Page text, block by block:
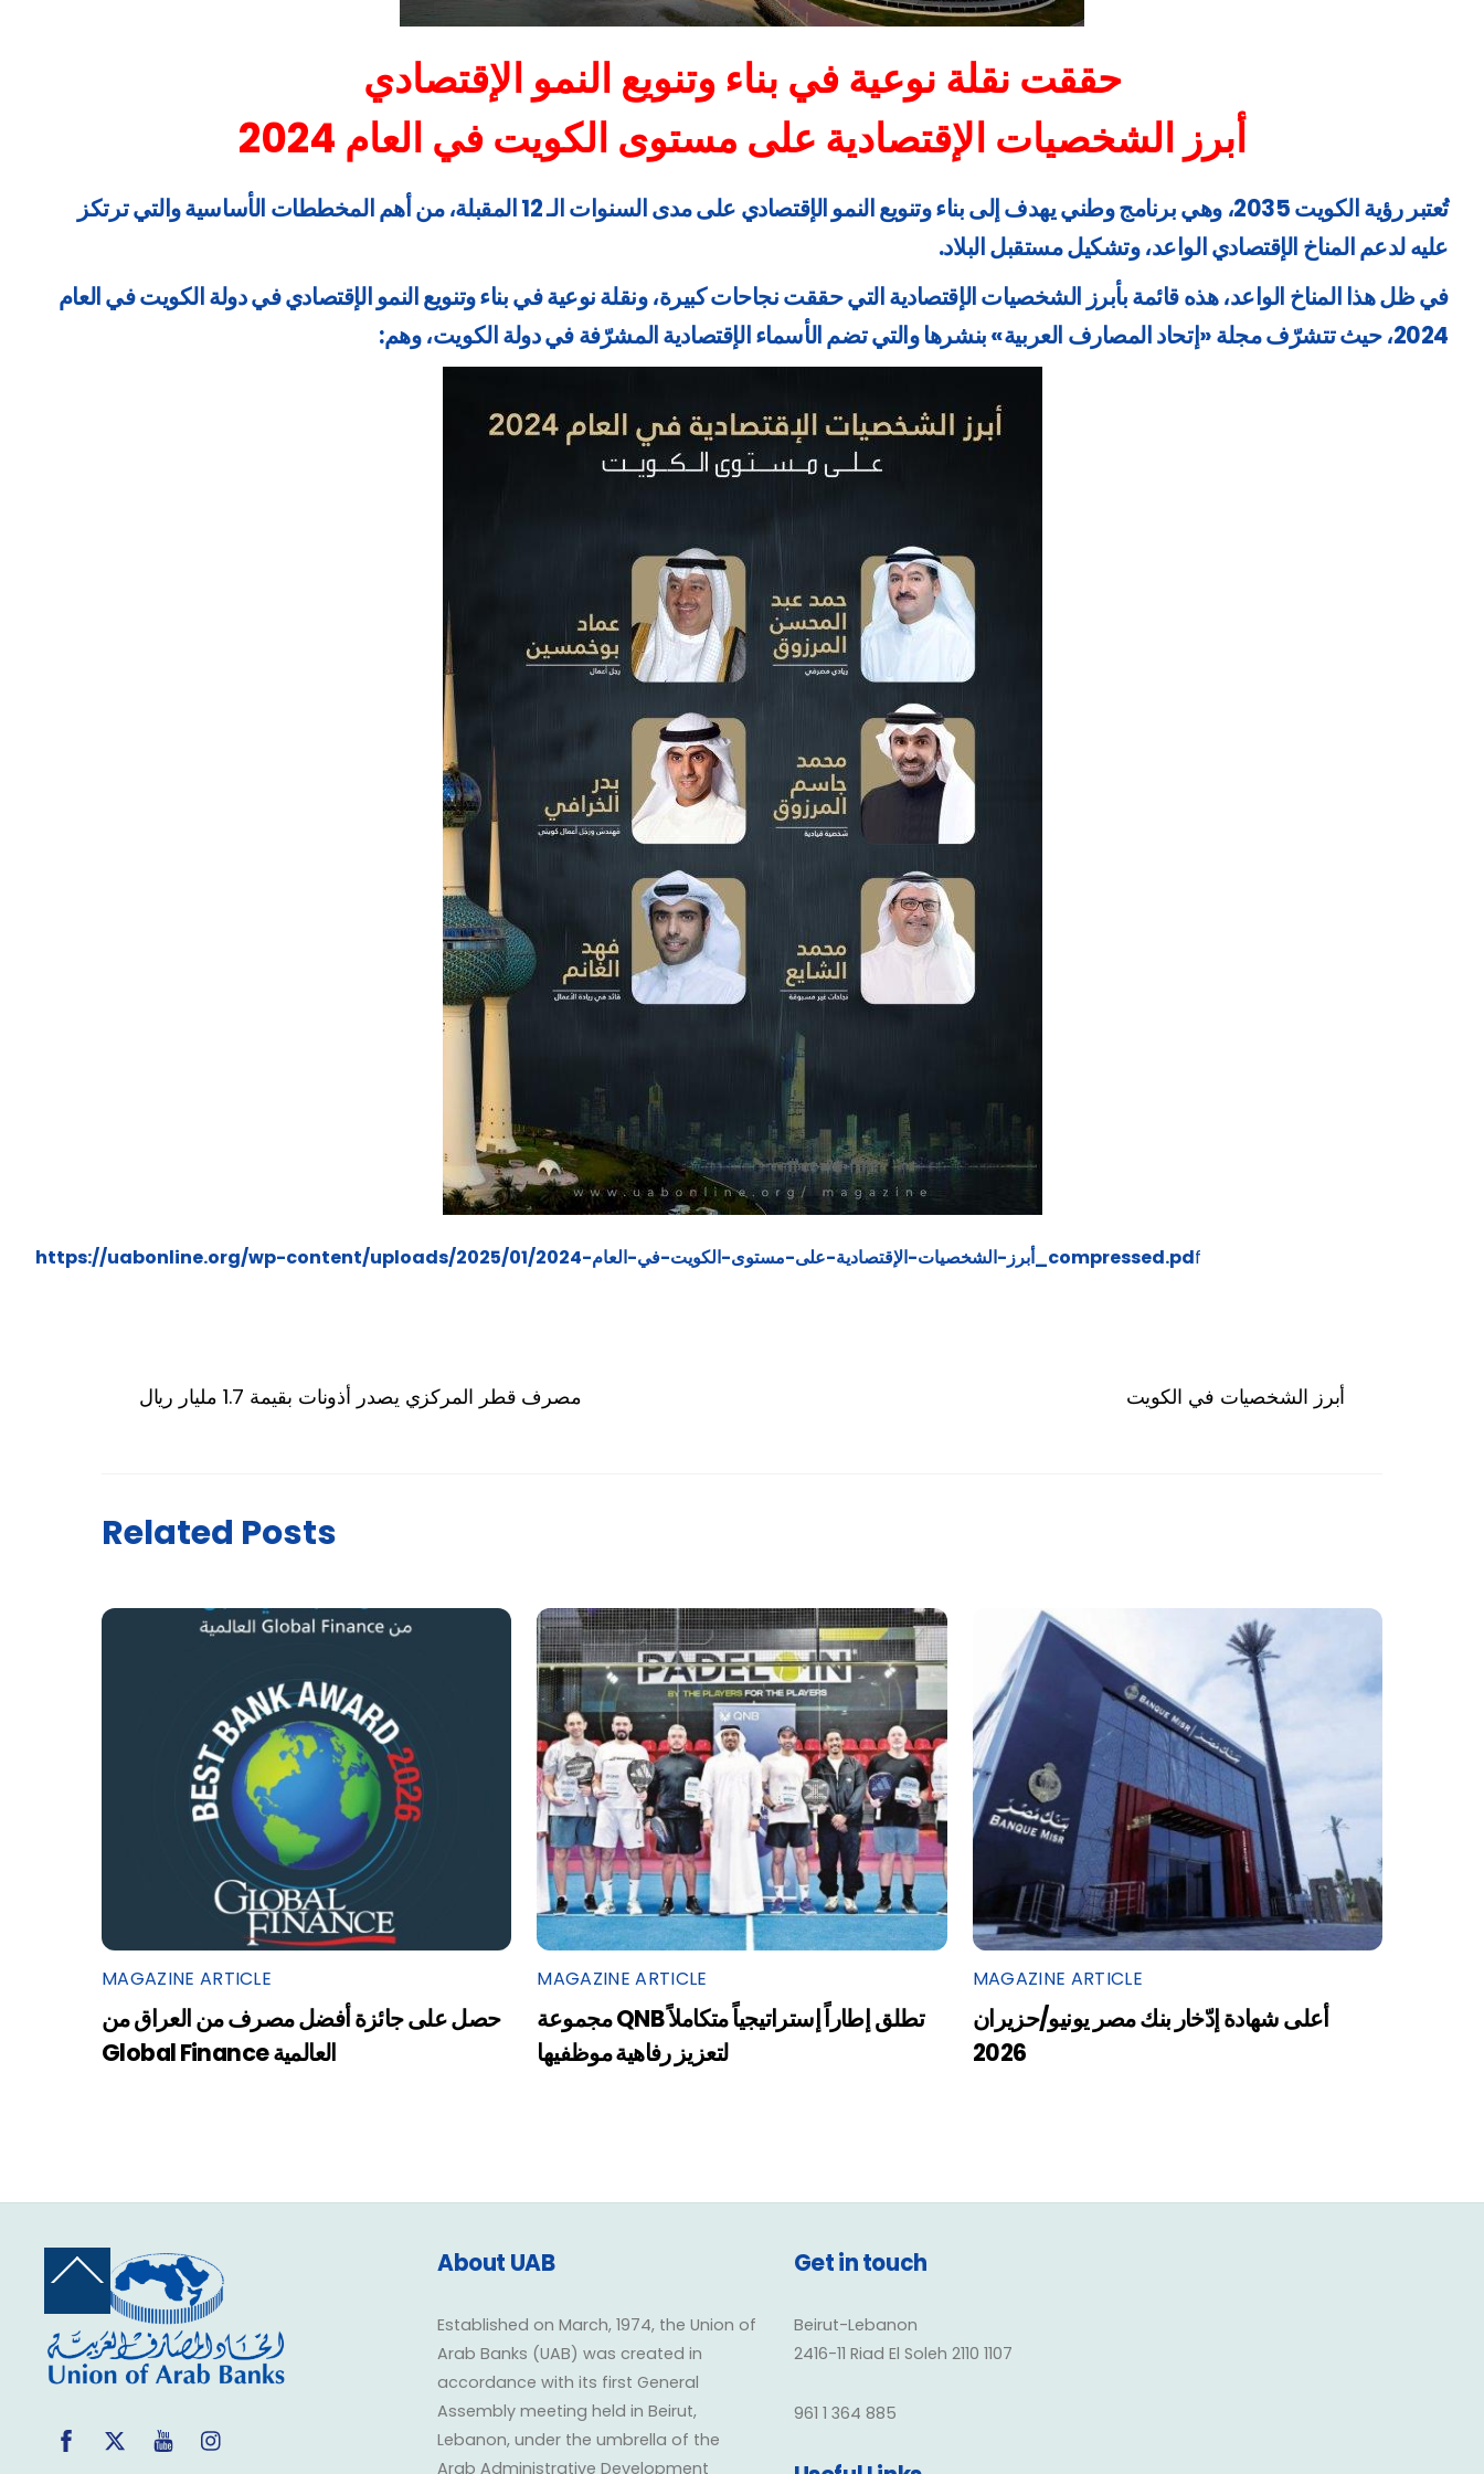
حققت نقلة نوعية في بناء وتنويع النمو الإقتصادي
أبرز الشخصيات الإقتصادية على مستوى الكويت في العام 2024
تُعتبر رؤية الكويت 2035، وهي برنامج وطني يهدف إلى بناء وتنويع النمو الإقتصادي على مدى السنوات الـ 12 المقبلة، من أهم المخططات الأساسية والتي ترتكز
عليه لدعم المناخ الإقتصادي الواعد، وتشكيل مستقبل البلاد.
في ظل هذا المناخ الواعد، هذه قائمة بأبرز الشخصيات الإقتصادية التي حققت نجاحات كبيرة، ونقلة نوعية في بناء وتنويع النمو الإقتصادي في دولة الكويت في العام
2024، حيث تتشرّف مجلة «إتحاد المصارف العربية» بنشرها والتي تضم الأسماء الإقتصادية المشرّفة في دولة الكويت، وهم:
https://uabonline.org/wp-content/uploads/2025/01/أبرز-الشخصيات-الإقتصادية-على-مستوى-الكويت-في-العام-2024_compressed.pdf
مصرف قطر المركزي يصدر أذونات بقيمة 1.7 مليار ريال أبرز الشخصيات في الكويت
Related Posts
MAGAZINE ARTICLE
حصل على جائزة أفضل مصرف من العراق من
Global Finance العالمية
MAGAZINE ARTICLE
مجموعة QNB تطلق إطاراً إستراتيجياً متكاملاً
لتعزيز رفاهية موظفيها
MAGAZINE ARTICLE
أعلى شهادة إدّخار بنك مصر يونيو/حزيران
2026
Back
Top
FacebookTwitter YouTube
About UAB
Established on March, 1974, the Union of
Arab Banks (UAB) was created in
accordance with its first General
Assembly meeting held in Beirut,
Lebanon, under the umbrella of the
Arab Administrative Development
Get in touch
Beirut-Lebanon
2416-11 Riad El Soleh 2110 1107
961 1 364 885